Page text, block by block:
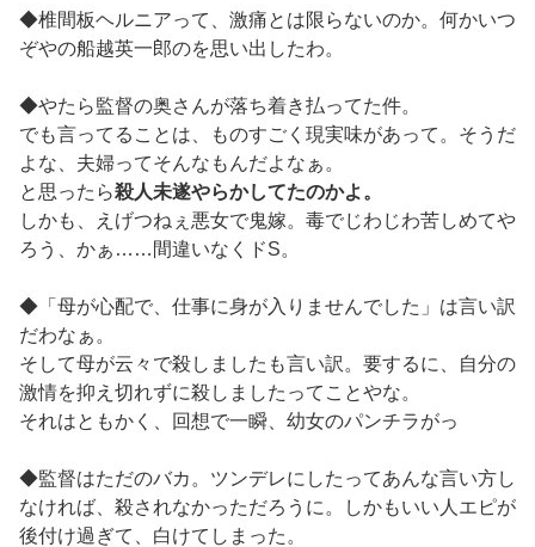
◆椎間板ヘルニアって、激痛とは限らないのか。何かいつ
ぞやの船越英一郎のを思い出したわ。
◆やたら監督の奥さんが落ち着き払ってた件。
でも言ってることは、ものすごく現実味があって。そうだ
よな、夫婦ってそんなもんだよなぁ。
と思ったら殺人未遂やらかしてたのかよ。
しかも、えげつねぇ悪女で鬼嫁。毒でじわじわ苦しめてや
ろう、かぁ……間違いなくドS。
◆「母が心配で、仕事に身が入りませんでした」は言い訳
だわなぁ。
そして母が云々で殺しましたも言い訳。要するに、自分の
激情を抑え切れずに殺しましたってことやな。
それはともかく、回想で一瞬、幼女のパンチラがっ
◆監督はただのバカ。ツンデレにしたってあんな言い方し
なければ、殺されなかっただろうに。しかもいい人エピが
後付け過ぎて、白けてしまった。